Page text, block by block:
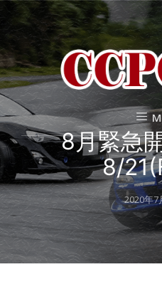
8月緊急
8/
Posted
on
2020年7